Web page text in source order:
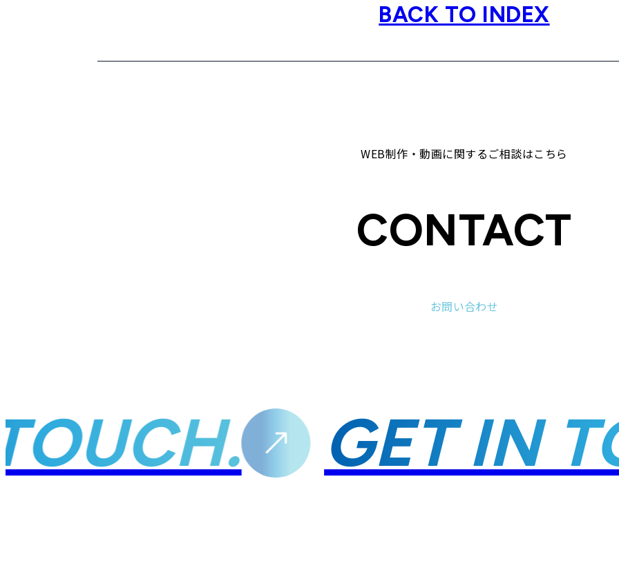
BACK TO INDEX
WEB制作・動画に関するご相談はこちら
CONTACT
お問い合わせ
GET IN